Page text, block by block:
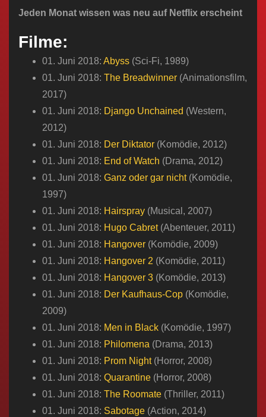
Jeden Monat wissen was neu auf Netflix erscheint
Filme:
01. Juni 2018: Abyss (Sci-Fi, 1989)
01. Juni 2018: The Breadwinner (Animationsfilm,
2017)
01. Juni 2018: Django Unchained (Western,
2012)
01. Juni 2018: Der Diktator (Komödie, 2012)
01. Juni 2018: End of Watch (Drama, 2012)
01. Juni 2018: Ganz oder gar nicht(Komödie,
1997)
01. Juni 2018: Hairspray (Musical, 2007)
01. Juni 2018: Hugo Cabret(Abenteuer, 2011)
01. Juni 2018: Hangover (Komödie, 2009)
01. Juni 2018: Hangover 2 (Komödie, 2011)
01. Juni 2018: Hangover 3 (Komödie, 2013)
01. Juni 2018: Der Kaufhaus-Cop (Komödie,
2009)
01. Juni 2018: Men in Black (Komödie, 1997)
01. Juni 2018: Philomena (Drama, 2013)
01. Juni 2018: Prom Night(Horror, 2008)
01. Juni 2018: Quarantine (Horror, 2008)
01. Juni 2018: The Roomate (Thriller, 2011)
01. Juni 2018: Sabotage (Action, 2014)